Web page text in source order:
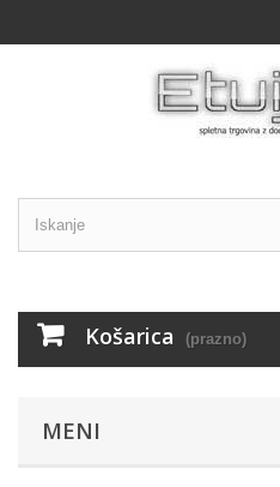
Košarica (prazno)
MENI